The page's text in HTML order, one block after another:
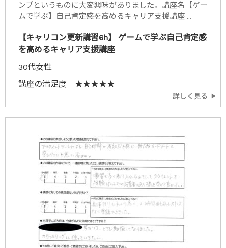
ンプというものに大変興味がありました。講座名【ゲー
ムで学ぶ】自己肯定感を高めるキャリア支援講座 ...
【キャリコン更新講習6h】 ゲームで学ぶ自己肯定感
を高めるキャリア支援講座
30代女性
講座の満足度 ★★★★★